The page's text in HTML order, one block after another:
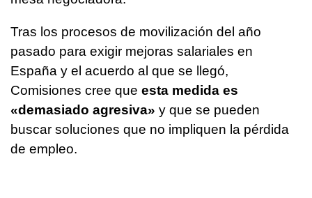
Tras los procesos de movilización del año
pasado para exigir mejoras salariales en
España y el acuerdo al que se llegó,
Comisiones cree que esta medida es
«demasiado agresiva» y que se pueden
buscar soluciones que no impliquen la pérdida
de empleo.